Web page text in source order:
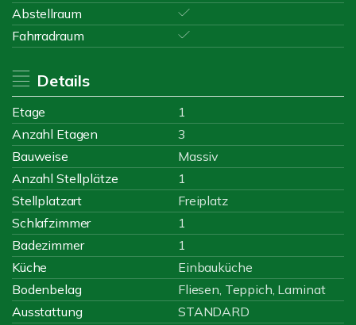
Abstellraum
Fahrradraum
Details
Etage
1
Anzahl Etagen
3
Bauweise
Massiv
Anzahl Stellplätze
1
Stellplatzart
Freiplatz
Schlafzimmer
1
Badezimmer
1
Küche
Einbauküche
Bodenbelag
Fliesen, Teppich, Laminat
Ausstattung
STANDARD